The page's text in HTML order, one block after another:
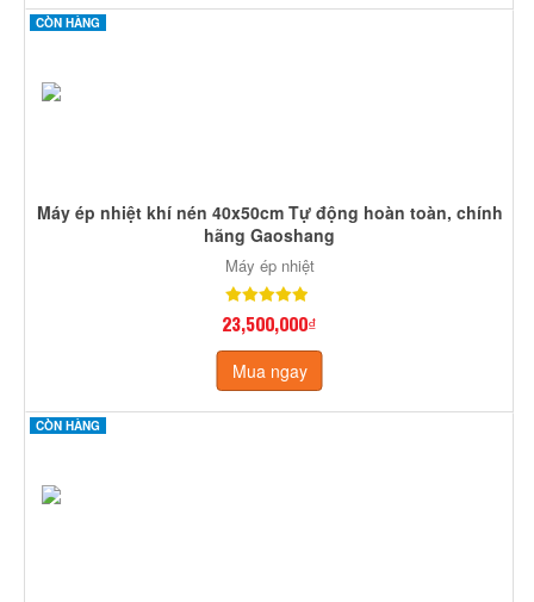
CÒN HÀNG
Máy ép nhiệt khí nén 40x50cm Tự động hoàn toàn, chính
hãng Gaoshang
Máy ép nhiệt
23,500,000₫
Mua ngay
CÒN HÀNG